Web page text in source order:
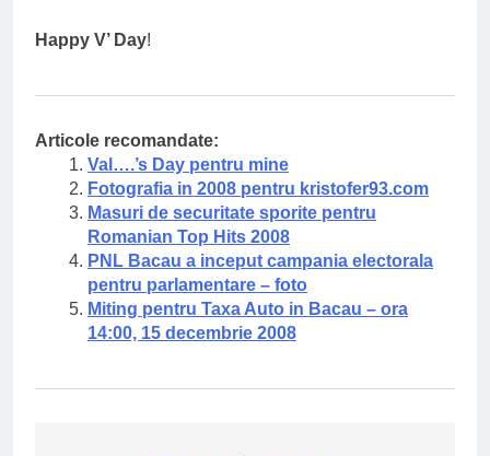
Happy V’ Day!
Articole recomandate:
Val….’s Day pentru mine
Fotografia in 2008 pentru kristofer93.com
Masuri de securitate sporite pentru
Romanian Top Hits 2008
PNL Bacau a inceput campania electorala
pentru parlamentare – foto
Miting pentru Taxa Auto in Bacau – ora
14:00, 15 decembrie 2008